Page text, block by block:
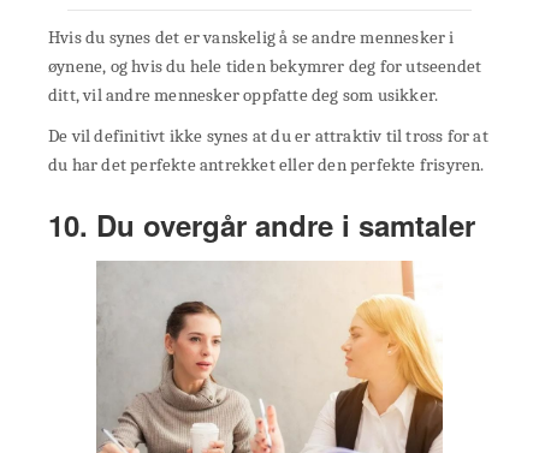
Hvis du synes det er vanskelig å se andre mennesker i
øynene, og hvis du hele tiden bekymrer deg for utseendet
ditt, vil andre mennesker oppfatte deg som usikker.
De vil definitivt ikke synes at du er attraktiv til tross for at
du har det perfekte antrekket eller den perfekte frisyren.
10. Du overgår andre i samtaler